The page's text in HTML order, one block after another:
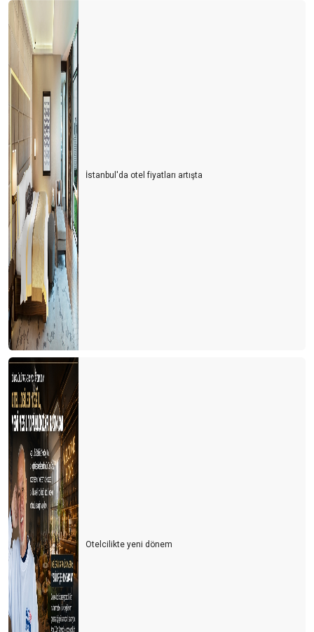
İstanbul'da otel fiyatları artışta
Otelcilikte yeni dönem